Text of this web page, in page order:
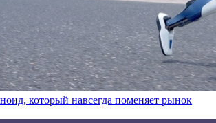
который навсегда поменяет рынок